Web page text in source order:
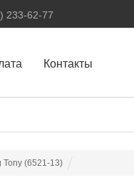
233-62-77
Контакты
Tony (6521-13)